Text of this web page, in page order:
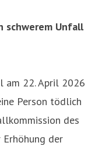
schwerem Unfall
am 22. April 2026
Person tödlich
des
Erhöhung der